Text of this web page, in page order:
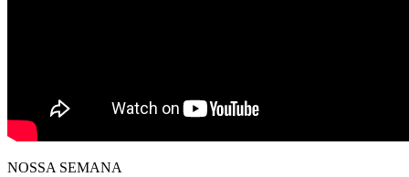
NOSSA SEMANA